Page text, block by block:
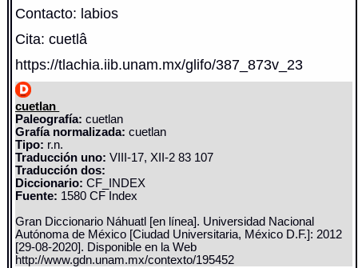
Contacto: labios
Cita: cuetlâ
https://tlachia.iib.unam.mx/glifo/387_873v_23
cuetlan
Paleografía: cuetlan
Grafía normalizada: cuetlan
Tipo: r.n.
Traducción uno: VIII-17, XII-2 83 107
Traducción dos:
Diccionario:CF_INDEX
Fuente: 1580 CF Index
Gran Diccionario Náhuatl [en línea]. Universidad Nacional
Autónoma de México [Ciudad Universitaria, México D.F.]: 2012
[29-08-2020]. Disponible en la Web
http://www.gdn.unam.mx/contexto/195452